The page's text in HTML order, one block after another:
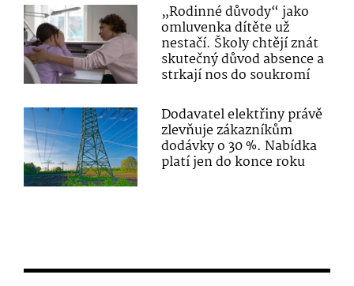
„Rodinné důvody“ jako
omluvenka dítěte už
nestačí. Školy chtějí znát
skutečný důvod absence a
strkají nos do soukromí
Dodavatel elektřiny právě
zlevňuje zákazníkům
dodávky o 30 %. Nabídka
platí jen do konce roku